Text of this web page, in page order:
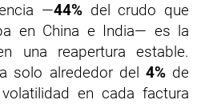
—44%del crudo que
en China e India— es la
una reapertura estable.
solo alrededor del 4%de
en cada factura